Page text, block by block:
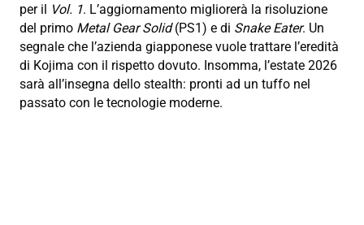
per il Vol. 1. L’aggiornamento migliorerà la risoluzione
del primo Metal Gear Solid(PS1) e di Snake Eater. Un
segnale che l’azienda giapponese vuole trattare l’eredità
di Kojima con il rispetto dovuto. Insomma, l’estate 2026
sarà all’insegna dello stealth: pronti ad un tuffo nel
passato con le tecnologie moderne.